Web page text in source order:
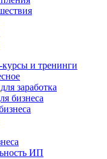
курсы и тренинги
заработка
бизнеса
ИП